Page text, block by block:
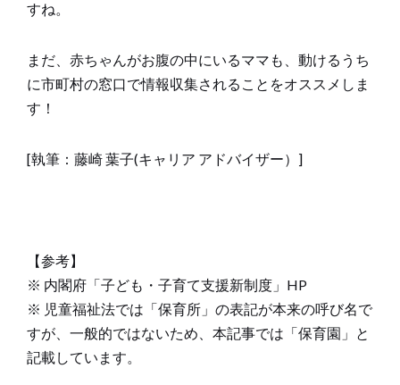
すね。
まだ、赤ちゃんがお腹の中にいるママも、動けるうち
に市町村の窓口で情報収集されることをオススメしま
す！
[執筆：藤崎 葉子(キャリア アドバイザー）]
【参考】
※ 内閣府「子ども・子育て支援新制度」HP
※ 児童福祉法では「保育所」の表記が本来の呼び名で
すが、一般的ではないため、本記事では「保育園」と
記載しています。